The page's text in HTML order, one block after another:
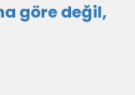
göre değil,